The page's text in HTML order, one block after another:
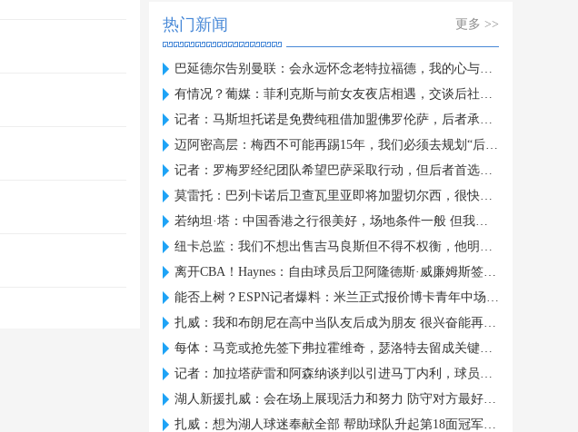
热门新闻 更多 >>
巴延德尔告别曼联：会永远怀念老特拉福德，我的心与你们同在
有情况？葡媒：菲利克斯与前女友夜店相遇，交谈后社媒再次互关
记者：马斯坦托诺是免费纯租借加盟佛罗伦萨，后者承担全额薪水
迈阿密高层：梅西不可能再踢15年，我们必须去规划“后梅西时代”
记者：罗梅罗经纪团队希望巴萨采取行动，但后者首选引进罗德里
莫雷托：巴列卡诺后卫查瓦里亚即将加盟切尔西，很快就会官方宣布
若纳坦·塔：中国香港之行很美好，场地条件一般 但我们踢得不错
纽卡总监：我们不想出售吉马良斯但不得不权衡，他明确说出了意愿
离开CBA！Haynes：自由球员后卫阿隆德斯·威廉姆斯签约奇才
能否上树？ESPN记者爆料：米兰正式报价博卡青年中场帕雷德斯
扎威：我和布朗尼在高中当队友后成为朋友 很兴奋能再次并肩作战
每体：马竞或抢先签下弗拉霍维奇，瑟洛特去留成关键变量
记者：加拉塔萨雷和阿森纳谈判以引进马丁内利，球员合同明夏到期
湖人新援扎威：会在场上展现活力和努力 防守对方最好的球员
扎威：想为湖人球迷奉献全部 帮助球队升起第18面冠军旗帜